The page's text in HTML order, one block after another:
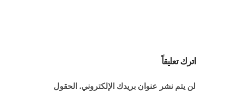
اترك تعليقاً
لن يتم نشر عنوان بريدك الإلكتروني. الحقول